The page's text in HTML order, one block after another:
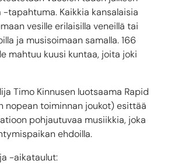
tapahtuma. Kaikkia kansalaisia
vesille erilaisilla veneillä tai
ja musisoimaan samalla. 166
mahtuu kuusi kuntaa, joita joki
Timo Kinnusen luotsaama Rapid
nopean toiminnan joukot) esittää
pohjautuvaa musiikkia, joka
ehdoilla.
-aikataulut: